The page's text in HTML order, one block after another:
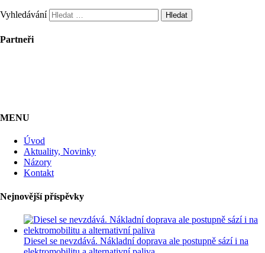
Vyhledávání
Partneři
MENU
Úvod
Aktuality, Novinky
Názory
Kontakt
Nejnovější příspěvky
Diesel se nevzdává. Nákladní doprava ale postupně sází i na